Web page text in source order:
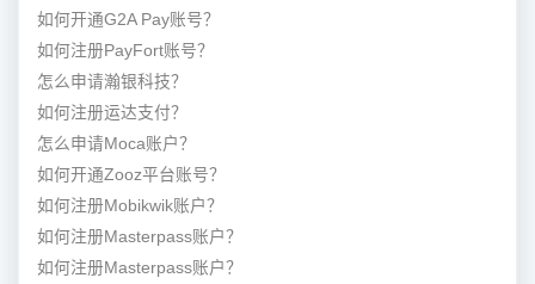
如何开通G2A Pay账号？
如何注册PayFort账号？
怎么申请瀚银科技？
如何注册运达支付？
怎么申请Moca账户？
如何开通Zooz平台账号？
如何注册Mobikwik账户？
如何注册Masterpass账户？
如何注册Masterpass账户？